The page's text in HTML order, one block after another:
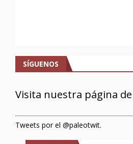
SÍGUENOS
Visita nuestra página de
Tweets por el @paleotwit.